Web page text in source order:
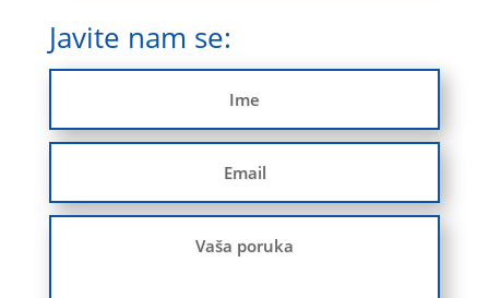
Javite nam se: